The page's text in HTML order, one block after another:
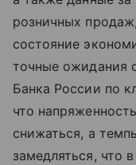
розничных
состояние
точные ожидания
Банка России по
что
снижаться, а
замедляться, что